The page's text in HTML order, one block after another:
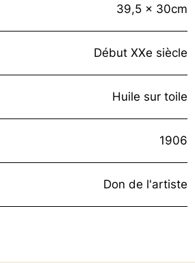
39,5 x 30cm
Début XXe siècle
Huile sur toile
1906
Don de l'artiste